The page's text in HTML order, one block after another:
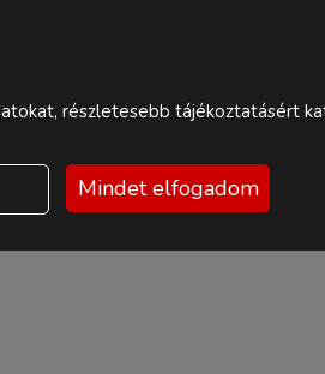
részletesebb tájékoztatásért
Mindet elfogadom